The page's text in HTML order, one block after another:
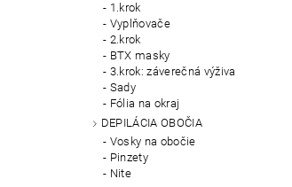
1.krok
Vyplňovače
2.krok
BTX masky
3.krok: záverečná výživa
Sady
Fólia na okraj
DEPILÁCIA OBOČIA
Vosky na obočie
Pinzety
Nite